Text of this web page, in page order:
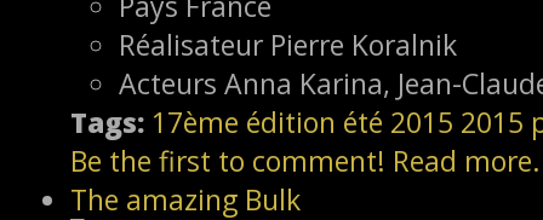
Réalisateur Pierre Koralnik
Acteurs Anna Karina, Jean-
Tags: 17ème édition été 2015 2015
Be the first to comment! Read
The amazing Bulk